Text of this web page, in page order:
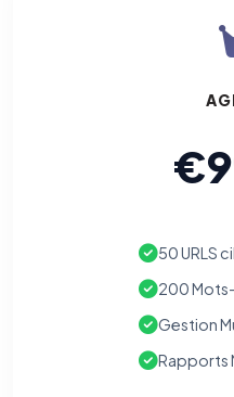
50 URLS
200
Gestion
Rapports